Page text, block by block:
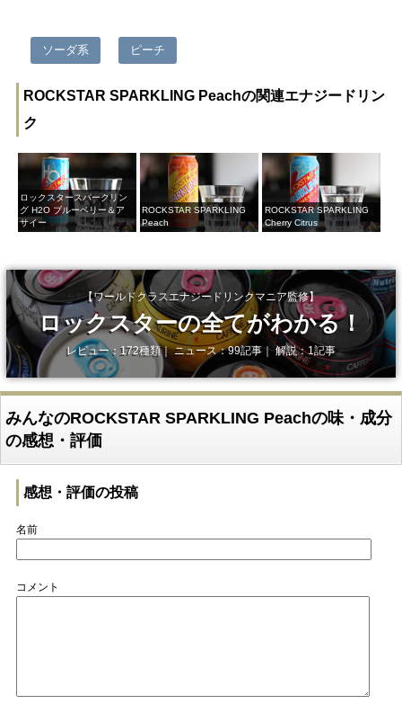
ソーダ系 ピーチ
ROCKSTAR SPARKLING Peachの関連エナジードリン
ク
ロックスタースパークリン
グ H2O ブルーベリー＆ア
サイー
ROCKSTAR SPARKLING
Peach
ROCKSTAR SPARKLING
Cherry Citrus
【ワールドクラスエナジードリンクマニア監修】
ロックスターの全てがわかる！
レビュー：172種類｜ ニュース：99記事｜ 解説：1記事
みんなのROCKSTAR SPARKLING Peachの味・成分
の感想・評価
感想・評価の投稿
名前
コメント